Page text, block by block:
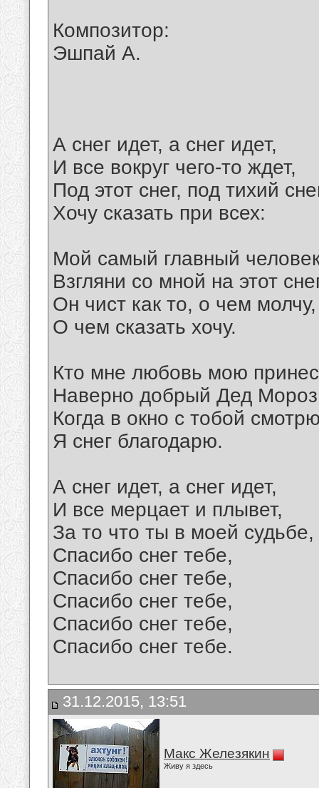
Композитор:
Эшпай А.
А снег идет, а снег идет,
И все вокруг чего-то ждет,
Под этот снег, под тихий
Хочу сказать при всех:
Мой самый главный
Взгляни со мной на этот
Он чист как то, о чем молчу,
О чем сказать хочу.
Кто мне любовь мою
Наверно добрый Дед
Когда в окно с тобой
Я снег благодарю.
А снег идет, а cнег идет,
И все мерцает и плывет,
За то что ты в моей судьбе,
Спасибо снег тебе,
Спасибо снег тебе,
Спасибо снег тебе,
Спасибо снег тебе,
Спасибо снег тебе.
31.12.2015, 13:51
Макс Железякин
Живу я здесь